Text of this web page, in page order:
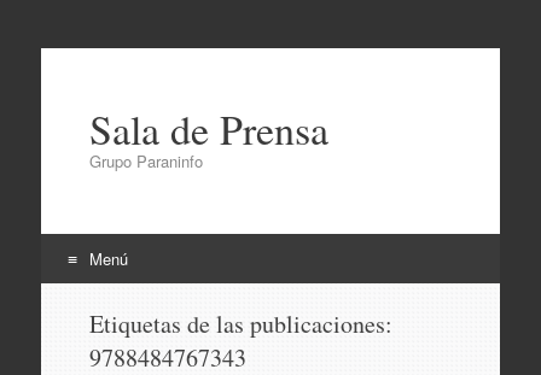
Sala de Prensa
Grupo Paraninfo
Menú
contenido
Etiquetas de las publicaciones:
9788484767343